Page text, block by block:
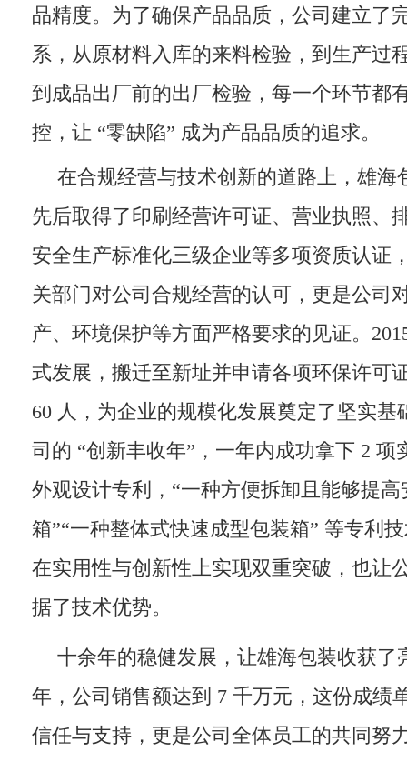
品精度。为了确保产品品质，公司建立了
系，从原材料入库的来料检验，到生产过
到成品出厂前的出厂检验，每一个环节都
控，让 “零缺陷” 成为产品品质的追求。
在合规经营与技术创新的道路上，雄海
先后取得了印刷经营许可证、营业执照、
安全生产标准化三级企业等多项资质认证
关部门对公司合规经营的认可，更是公司
产、环境保护等方面严格要求的见证。
式发展，搬迁至新址并申请各项环保许可
60 人，为企业的规模化发展奠定了坚实基
司的 “创新丰收年”，一年内成功拿下 2 项
外观设计专利，“一种方便拆卸且能够提
箱”“一种整体式快速成型包装箱” 等专利
在实用性与创新性上实现双重突破，也让
据了技术优势。
十余年的稳健发展，让雄海包装收获了
年，公司销售额达到 7 千万元，这份成绩
信任与支持，更是公司全体员工的共同努